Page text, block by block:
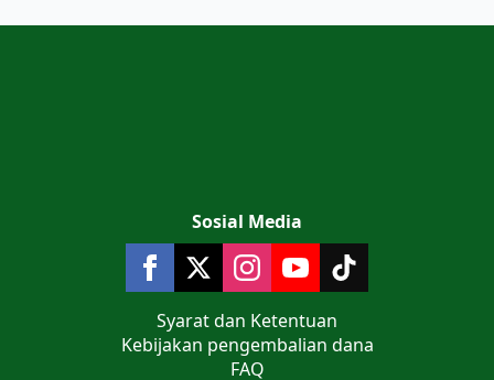
Sosial Media
Syarat dan Ketentuan
Kebijakan pengembalian dana
FAQ